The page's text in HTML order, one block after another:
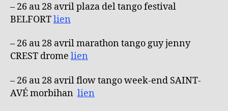
– 26 au 28 avril plaza del tango festival
BELFORTlien
– 26 au 28 avril marathon tango guy jenny
CREST drome lien
– 26 au 28 avril flow tango week-end SAINT-
AVÉ morbihan lien